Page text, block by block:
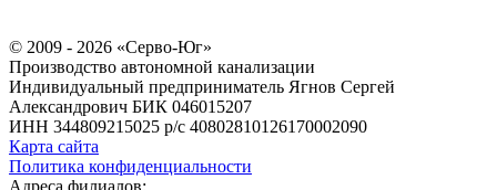
© 2009 - 2026 «Серво-Юг»
Производство автономной канализации
Индивидуальный предприниматель Ягнов Сергей
Александрович БИК 046015207
ИНН 344809215025 р/с 40802810126170002090
Карта сайта
Политика конфиденциальности
Адреса филиалов: